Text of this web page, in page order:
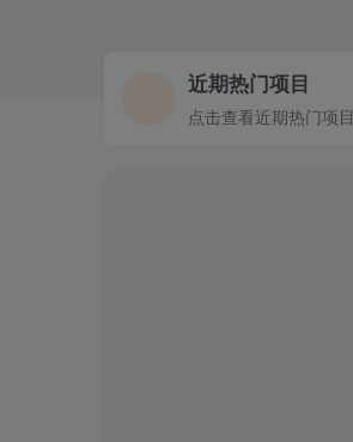
近期热门项目
点击查看近期热门项目